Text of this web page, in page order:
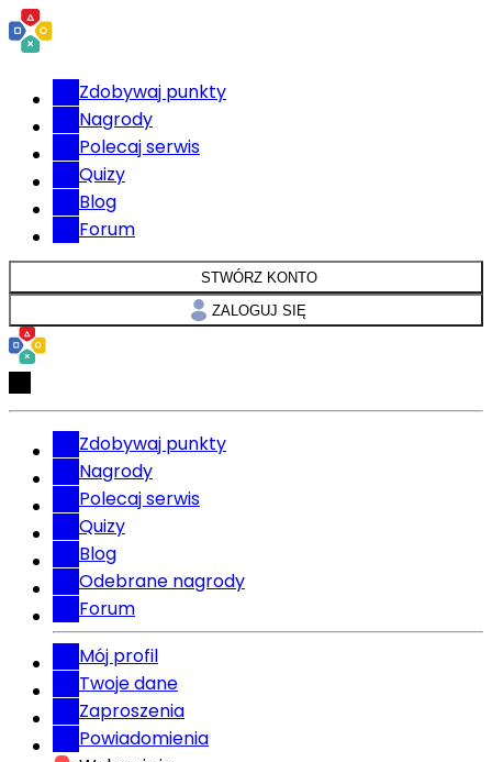
Zdobywaj punkty
Nagrody
Polecaj serwis
Quizy
Blog
Forum
STWÓRZ KONTO
ZALOGUJ SIĘ
Zdobywaj punkty
Nagrody
Polecaj serwis
Quizy
Blog
Odebrane nagrody
Forum
Mój profil
Twoje dane
Zaproszenia
Powiadomienia